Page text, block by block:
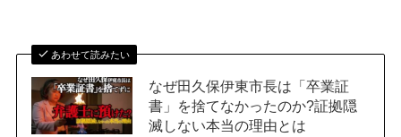
あわせて読みたい
なぜ田久保伊東市長は「卒業証
書」を捨てなかったのか?証拠隠
滅しない本当の理由とは